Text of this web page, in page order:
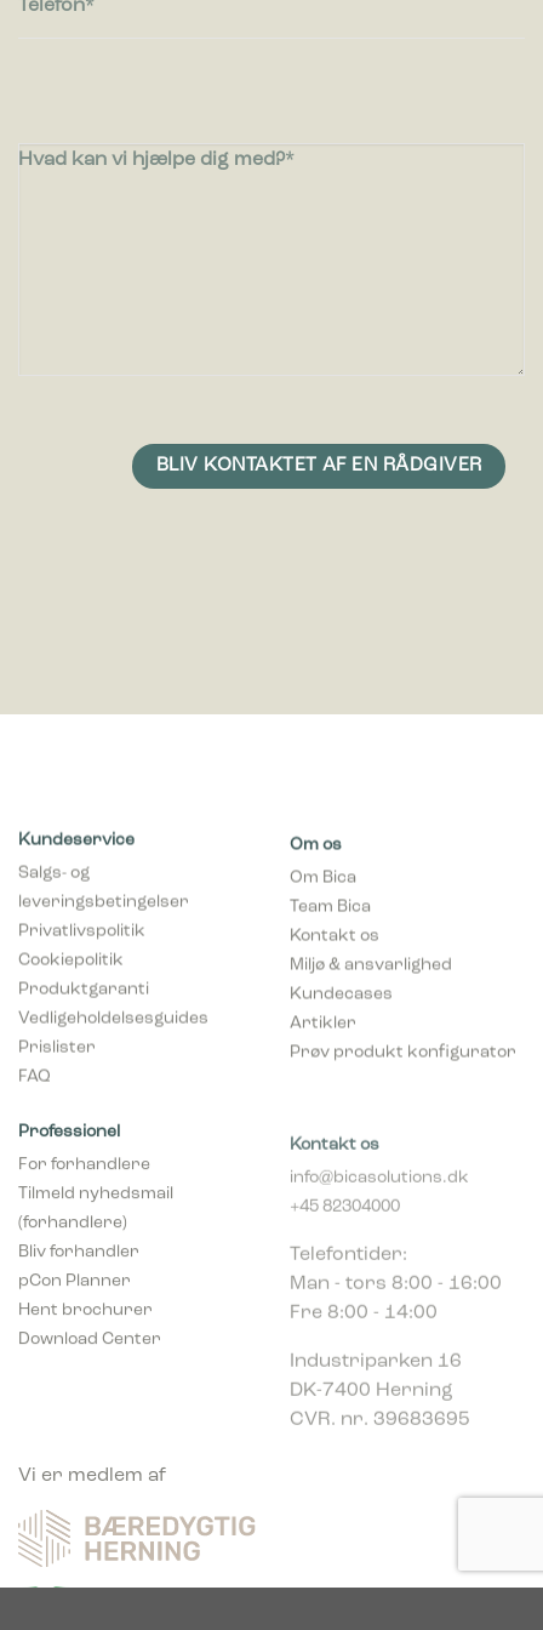
Telefon
Hvad kan vi hjælpe dig med?
Kundeservice
Salgs- og
leveringsbetingelser
Privatlivspolitik
Cookiepolitik
Produktgaranti
Vedligeholdelsesguides
Prislister
FAQ
Om os
Om Bica
Team Bica
Kontakt os
Miljø & ansvarlighed
Kundecases
Artikler
Prøv produkt konfigurator
Professionel
For forhandlere
Tilmeld nyhedsmail
(forhandlere)
Bliv forhandler
pCon Planner
Hent brochurer
Download Center
+45 82304000
Man - tors 8:00 - 16:00
Fre 8:00 - 14:00
DK-7400 Herning
CVR. nr. 39683695
Vi er medlem af